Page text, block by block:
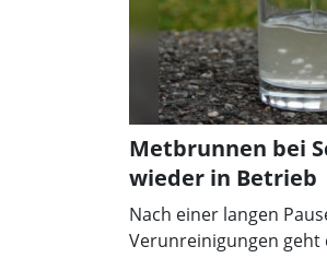
Metbrunnen bei
wieder in Betrieb
Nach einer langen
Verunreinigungen geht